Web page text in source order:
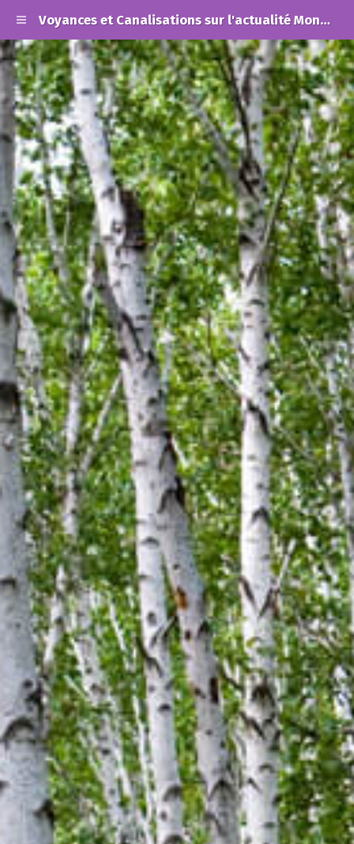
Voyances et Canalisations sur l'actualité Mondiale et les Alertes